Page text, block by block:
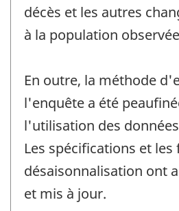
décès et les autres
à la population
En outre, la méthode
l'enquête a été
l'utilisation des
Les spécifications et les
désaisonnalisation ont
et mis à jour.